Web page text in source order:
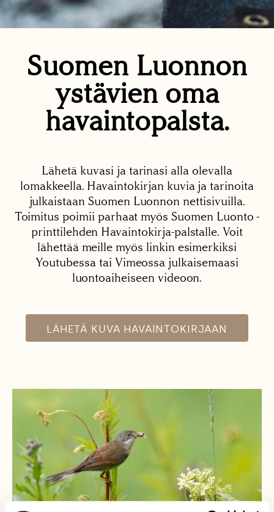
Suomen Luonnon
ystävien oma
havaintopalsta.
Lähetä kuvasi ja tarinasi alla olevalla
lomakkeella. Havaintokirjan kuvia ja tarinoita
julkaistaan Suomen Luonnon nettisivuilla.
Toimitus poimii parhaat myös Suomen Luonto -
printtilehden Havaintokirja-palstalle. Voit
lähettää meille myös linkin esimerkiksi
Youtubessa tai Vimeossa julkaisemaasi
luontoaiheiseen videoon.
LÄHETÄ KUVA HAVAINTOKIRJAAN